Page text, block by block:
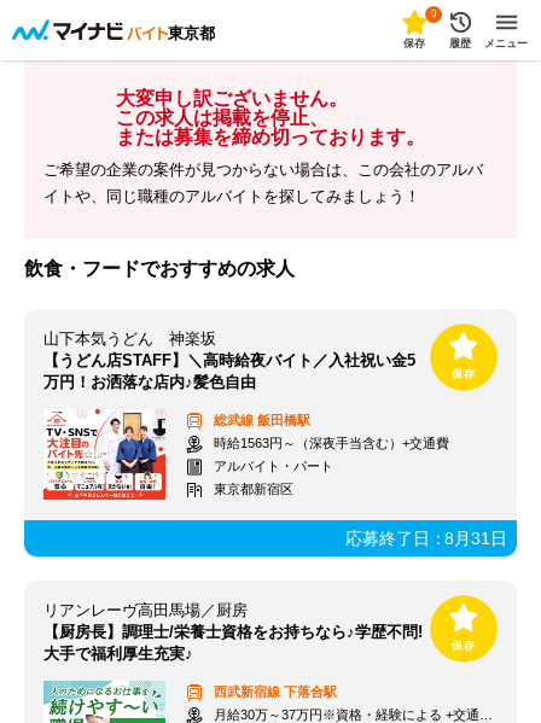
東京都
0
保存 履歴 メニュー
大変申し訳ございません。
この求人は掲載を停止、
または募集を締め切っております。
ご希望の企業の案件が見つからない場合は、この会社のアルバ
イトや、同じ職種のアルバイトを探してみましょう！
飲食・フードでおすすめの求人
山下本気うどん 神楽坂
【うどん店STAFF】＼高時給夜バイト／入社祝い金5
万円！お洒落な店内♪髪色自由
総武線 飯田橋駅
時給1563円～（深夜手当含む）+交通費
アルバイト・パート
東京都新宿区
応募終了日：8月31日
リアンレーヴ高田馬場／厨房
【厨房長】調理士/栄養士資格をお持ちなら♪学歴不問!
大手で福利厚生充実♪
西武新宿線 下落合駅
月給30万～37万円※資格・経験による +交通費支給